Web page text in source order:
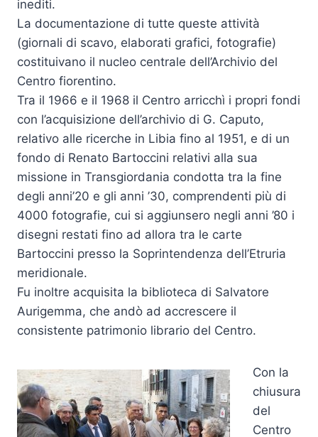
inediti.
La documentazione di tutte queste attività
(giornali di scavo, elaborati grafici, fotografie)
costituivano il nucleo centrale dell’Archivio del
Centro fiorentino.
Tra il 1966 e il 1968 il Centro arricchì i propri fondi
con l’acquisizione dell’archivio di G. Caputo,
relativo alle ricerche in Libia fino al 1951, e di un
fondo di Renato Bartoccini relativi alla sua
missione in Transgiordania condotta tra la fine
degli anni’20 e gli anni ’30, comprendenti più di
4000 fotografie, cui si aggiunsero negli anni ’80 i
disegni restati fino ad allora tra le carte
Bartoccini presso la Soprintendenza dell’Etruria
meridionale.
Fu inoltre acquisita la biblioteca di Salvatore
Aurigemma, che andò ad accrescere il
consistente patrimonio librario del Centro.
Con la
chiusura
del
Centro